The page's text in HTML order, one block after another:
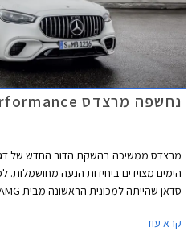
נחשפה מרצדס S63 AMG E Performance
של ספינת הדגל מרצדס S63 AMG E Performance.
קרא עוד